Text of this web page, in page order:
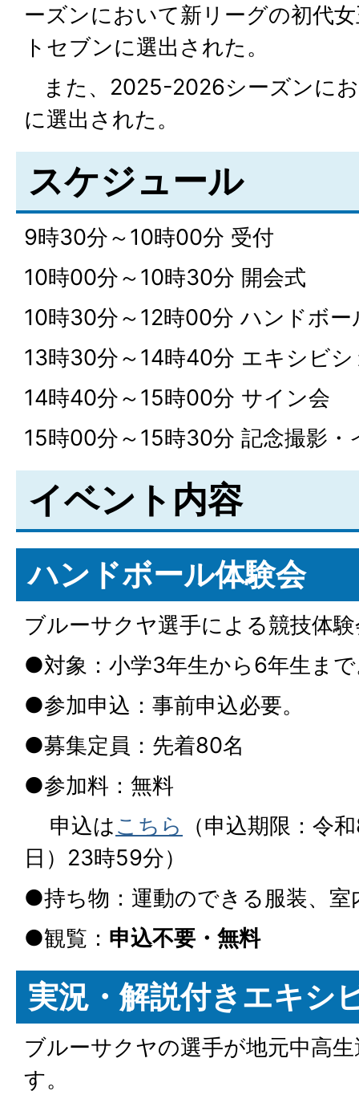
ーズンにおいて新リーグの初代
トセブンに選出された。
また、2025-2026シーズンに
に選出された。
スケジュール
9時30分～10時00分 受付
10時00分～10時30分 開会式
10時30分～12時00分 ハンドボー
13時30分～14時40分 エキシビ
14時40分～15時00分 サイン会
15時00分～15時30分 記念撮影・
イベント内容
ハンドボール体験会
ブルーサクヤ選手による競技体
●対象：小学3年生から6年生ま
●参加申込：事前申込必要。
●募集定員：先着80名
●参加料：無料
申込はこちら
（申込期限：令
日）23時59分）
●持ち物：運動のできる服装、室
●観覧： 申込不要・無料
実況・解説付きエキシ
ブルーサクヤの選手が地元中高
す。